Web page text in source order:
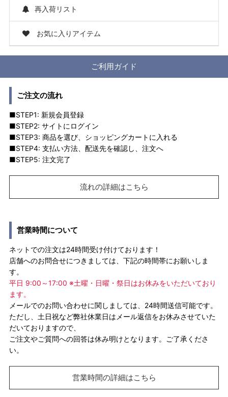
再入荷リスト
お気に入りアイテム
ご利用ガイド
ご注文の流れ
■STEP1: 新規会員登録
■STEP2: サイトにログイン
■STEP3: 商品を選び、ショッピングカートに入れる
■STEP4: 支払い方法、配送先を確認し、注文へ
■STEP5: 注文完了
流れの詳細はこちら
営業時間について
ネットでの注文は24時間受け付けております！
店舗へのお問合せにつきましては、下記の時間帯にお願いしま
す。
平日 9:00～17:00 ※土曜・日曜・祭日はお休みをいただいており
ます。
メールでのお問い合わせに関しましては、24時間送信可能です。
ただし、土日祝など弊社休業日はメール返信をお休みさせていた
だいておりますので、
ご注文やご質問への回答は休み明けとなります。ご了承くださ
い。
営業時間の詳細はこちら